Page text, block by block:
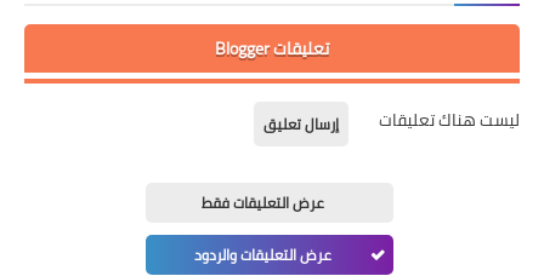
تعليقات Blogger
ليست هناك تعليقات إرسال تعليق
عرض التعليقات فقط
عرض التعليقات والردود